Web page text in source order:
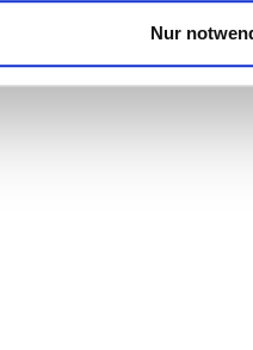
Nur